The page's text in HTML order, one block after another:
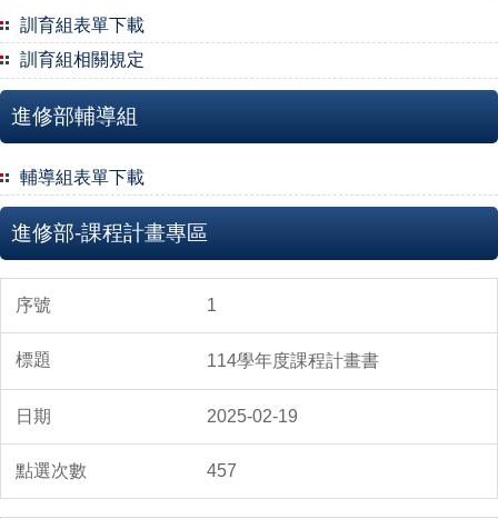
訓育組表單下載
訓育組相關規定
進修部輔導組
輔導組表單下載
進修部-課程計畫專區
1
114學年度課程計畫書
2025-02-19
457